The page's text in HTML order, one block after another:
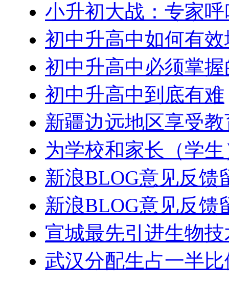
小升初大战：专家
初中升高中如何有效
初中升高中必须掌
初中升高中到底有难
新疆边远地区享受教
为学校和家长（学
新浪BLOG意见反馈
新浪BLOG意见反馈
宣城最先引进生物
武汉分配生占一半